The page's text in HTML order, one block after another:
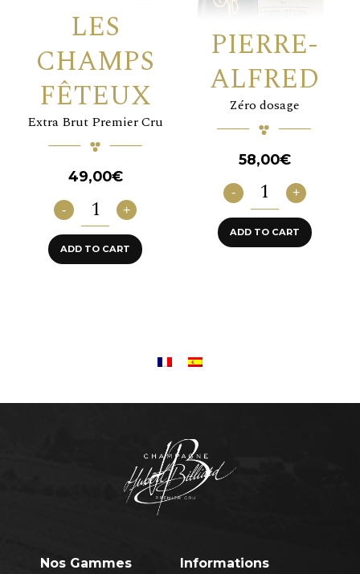
LES
CHAMPS
FÊTEUX
Extra Brut Premier Cru
49,00€
-
Les
Champs
Fêteux
quantity
+
ADD TO CART
PIERRE-
ALFRED
Zéro dosage
58,00€
-
Pierre-
Alfred
quantity
+
ADD TO CART
Nos Gammes Informations